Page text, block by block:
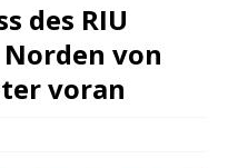
des RIU
von
voran